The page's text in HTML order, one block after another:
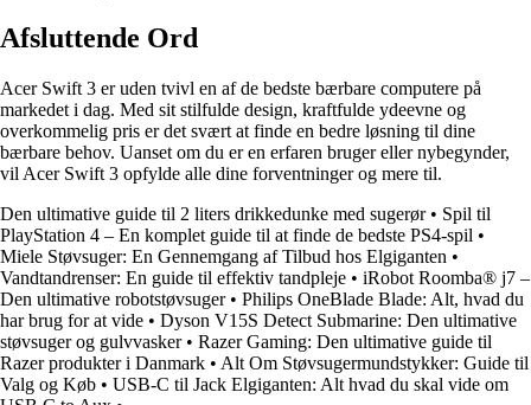
Afsluttende Ord
Acer Swift 3 er uden tvivl en af de bedste bærbare computere på
markedet i dag. Med sit stilfulde design, kraftfulde ydeevne og
overkommelig pris er det svært at finde en bedre løsning til dine
bærbare behov. Uanset om du er en erfaren bruger eller nybegynder,
vil Acer Swift 3 opfylde alle dine forventninger og mere til.
Den ultimative guide til 2 liters drikkedunke med sugerør• Spil til
PlayStation 4 – En komplet guide til at finde de bedste PS4-spil •
Miele Støvsuger: En Gennemgang af Tilbud hos Elgiganten •
Vandtandrenser: En guide til effektiv tandpleje • iRobot Roomba® j7 –
Den ultimative robotstøvsuger• Philips OneBlade Blade: Alt, hvad du
har brug for at vide • Dyson V15S Detect Submarine: Den ultimative
støvsuger og gulvvasker• Razer Gaming: Den ultimative guide til
Razer produkter i Danmark • Alt Om Støvsugermundstykker: Guide til
Valg og Køb • USB-C til Jack Elgiganten: Alt hvad du skal vide om